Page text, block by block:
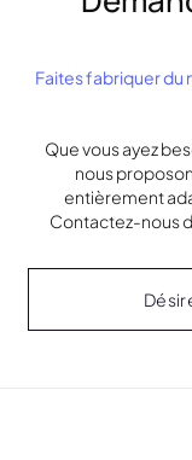
Faites fabriquer
Que vous ayez
nous
entièrement
Contactez-nous